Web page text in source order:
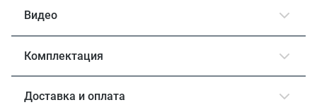
Видео
Комплектация
Доставка и оплата